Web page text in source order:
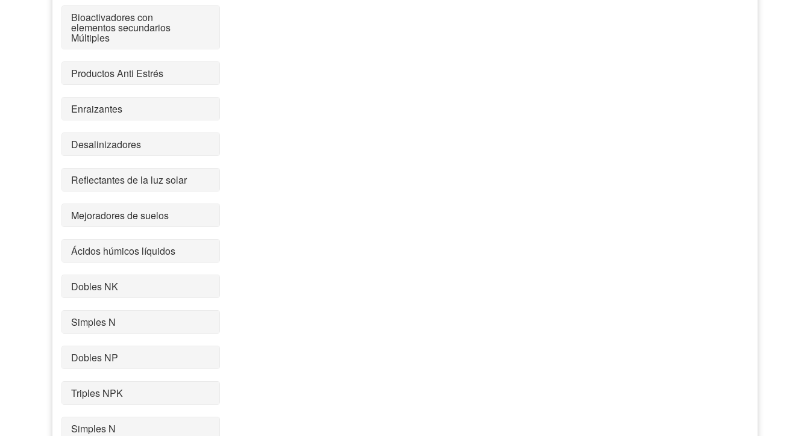
Bioactivadores con
elementos secundarios
Múltiples
Productos Anti Estrés
Enraizantes
Desalinizadores
Reflectantes de la luz solar
Mejoradores de suelos
Ácidos húmicos líquidos
Dobles NK
Simples N
Dobles NP
Triples NPK
Simples N